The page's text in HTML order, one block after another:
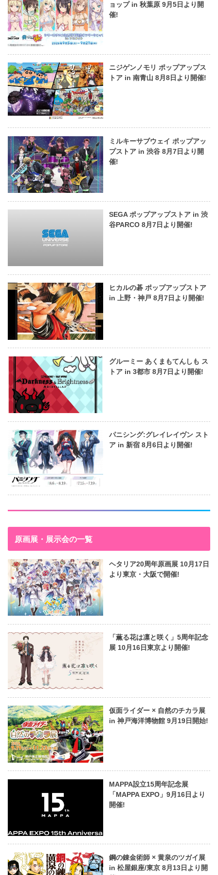
ョップ in 秋葉原 9月5日より開
催!
ニジゲンノモリ ポップアップス
トア in 南青山 8月8日より開催!
ミルキーサブウェイ ポップアッ
プストア in 渋谷 8月7日より開
催!
SEGA ポップアップストア in 渋
谷PARCO 8月7日より開催!
ヒカルの碁 ポップアップストア
in 上野・神戸 8月7日より開催!
グルーミー あくまもてんしも ス
トア in 3都市 8月7日より開催!
パニシング:グレイレイヴン スト
ア in 新宿 8月6日より開催!
原画展・展示会の一覧
ヘタリア20周年原画展 10月17日
より東京・大阪で開催!
「薫る花は凛と咲く」5周年記念
展 10月16日東京より開催!
仮面ライダー × 自然のチカラ展
in 神戸海洋博物館 9月19日開始!
MAPPA設立15周年記念展
「MAPPA EXPO」9月16日より
開催!
鋼の錬金術師 × 黄泉のツガイ展
in 松屋銀座/東京 8月13日より開